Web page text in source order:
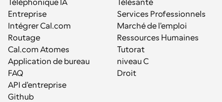
Téléphonique IA
Entreprise
Intégrer Cal.com
Routage
Cal.com Atomes
Application de bureau
FAQ
API d'entreprise
Github
Télésanté
Services Professionnels
Marché de l'emploi
Ressources Humaines
Tutorat
niveau C
Droit